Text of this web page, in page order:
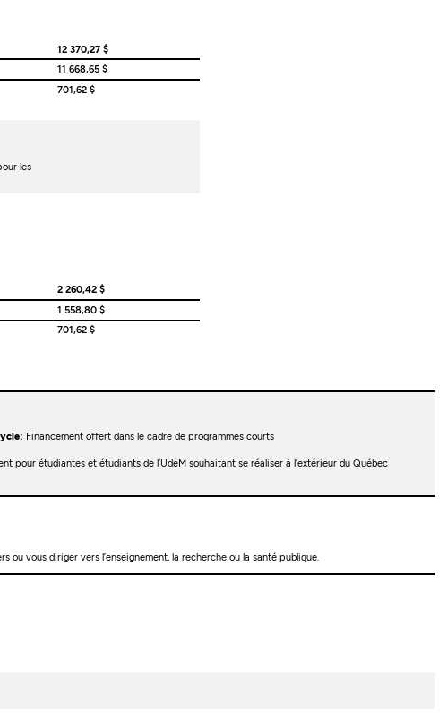
12 370,27 $
11 668,65 $
701,62 $
les
2 260,42 $
1 558,80 $
701,62 $
Financement offert dans le cadre de programmes courts
pour étudiantes et étudiants de l’UdeM souhaitant se réaliser à l’extérieur du Québec
vous diriger vers l’enseignement, la recherche ou la santé publique.